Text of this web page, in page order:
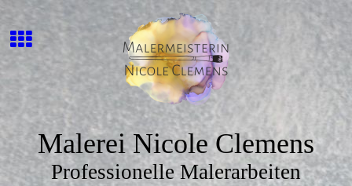
Malerei Nicole Clemens
Professionelle Malerarbeiten